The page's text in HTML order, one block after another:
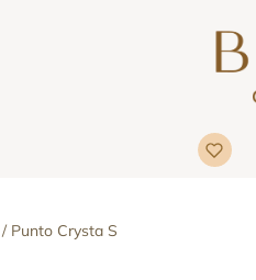
Punto Crysta S